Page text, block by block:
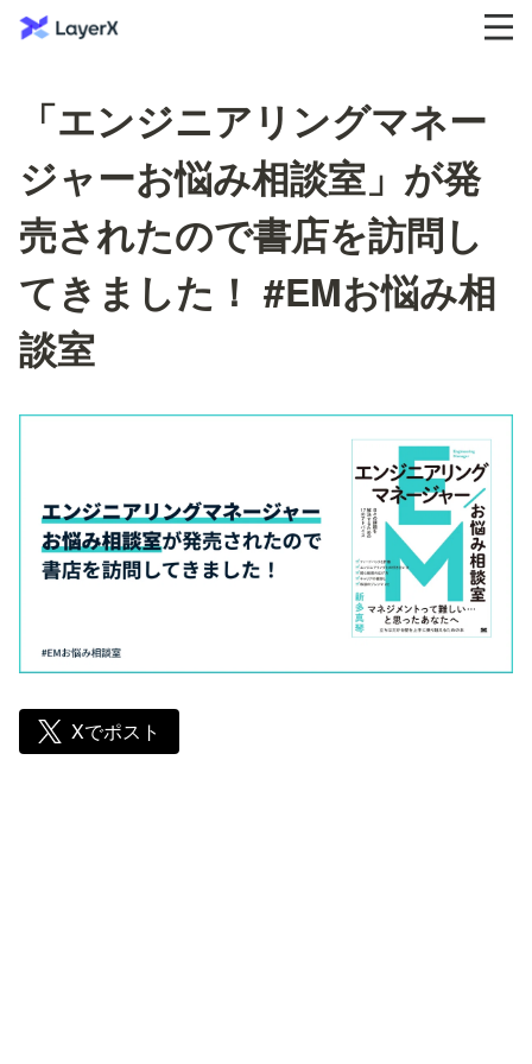
「エンジニアリングマネー
ジャーお悩み相談室」が発
売されたので書店を訪問し
てきました！ #EMお悩み相
談室
Xでポスト